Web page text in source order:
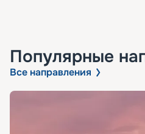
Популярные
Все направления